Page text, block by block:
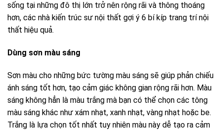
sống tại những đô thị lớn trở nên rộng rãi và thông thoáng
hơn, các nhà kiến trúc sư nội thất gợi ý 6 bí kíp trang trí nội
thất hiệu quả.
Dùng sơn màu sáng
Sơn màu cho những bức tường màu sáng sẽ giúp phản chiếu
ánh sáng tốt hơn, tạo cảm giác không gian rộng rãi hơn. Màu
sáng không hẳn là màu trắng mà bạn có thể chọn các tông
màu sáng khác như xám nhạt, xanh nhạt, vàng nhạt hoặc be.
Trắng là lựa chọn tốt nhất tuy nhiên màu này dễ tạo ra cảm